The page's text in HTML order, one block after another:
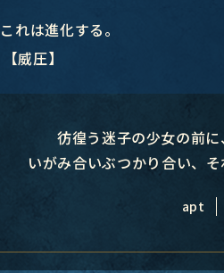
これは進化する。
威圧】
彷徨う迷子の少女の前に
いがみ合いぶつかり合い、
apt